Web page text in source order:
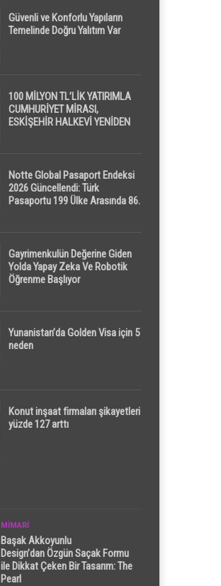
Güvenli ve Konforlu Yapıların
Temelinde Doğru Yalıtım Var
100 MİLYON TL’LİK YATIRIMLA
CUMHURİYET MİRASI,
ESKİŞEHİR HALKEVİ YENİDEN
Notte Global Pasaport Endeksi
2026 Güncellendi: Türk
Pasaportu 199 Ülke Arasında 86.
Gayrimenkulün Değerine Giden
Yolda Yapay Zeka Ve Robotik
Öğrenme Başlıyor
Yunanistan’da Golden Visa için 5
neden
Konut inşaat firmaları şikayetleri
yüzde 127 arttı
MİMARİ
Başak Akkoyunlu
Design’dan Özgün Saçak Formu
ile Dikkat Çeken Bir Tasarım: The
Pearl